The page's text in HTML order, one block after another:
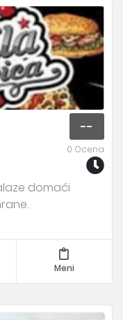
--
0 Ocena
domaći
Meni